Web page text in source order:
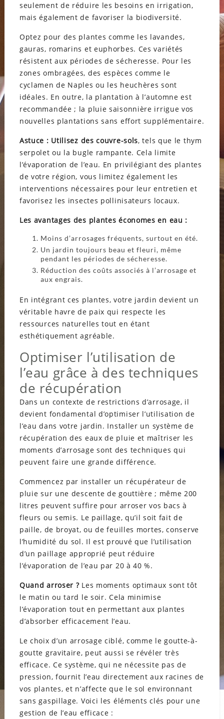
seulement de réduire les besoins en irrigation,
mais également de favoriser la biodiversité.
Optez pour des plantes comme les lavandes,
gauras, romarins et euphorbes. Ces variétés
résistent aux périodes de sécheresse. Pour les
zones ombragées, des espèces comme le
cyclamen de Naples ou les heuchères sont
idéales. En outre, la plantation à l’automne est
recommandée ; la pluie saisonnière irrigue vos
nouvelles plantations sans effort supplémentaire.
Astuce : Utilisez des couvre-sols, tels que le thym
serpolet ou la bugle rampante. Cela limite
l’évaporation de l’eau. En privilégiant des plantes
de votre région, vous limitez également les
interventions nécessaires pour leur entretien et
favorisez les insectes pollinisateurs locaux.
Les avantages des plantes économes en eau :
Moins d’arrosages fréquents, surtout en été.
Un jardin toujours beau et fleuri, même
pendant les périodes de sécheresse.
Réduction des coûts associés à l’arrosage et
aux engrais.
En intégrant ces plantes, votre jardin devient un
véritable havre de paix qui respecte les
ressources naturelles tout en étant
esthétiquement agréable.
Optimiser l’utilisation de
l’eau grâce à des techniques
de récupération
Dans un contexte de restrictions d’arrosage, il
devient fondamental d’optimiser l’utilisation de
l’eau dans votre jardin. Installer un système de
récupération des eaux de pluie et maîtriser les
moments d’arrosage sont des techniques qui
peuvent faire une grande différence.
Commencez par installer un récupérateur de
pluie sur une descente de gouttière ; même 200
litres peuvent suffire pour arroser vos bacs à
fleurs ou semis. Le paillage, qu’il soit fait de
paille, de broyat, ou de feuilles mortes, conserve
l’humidité du sol. Il est prouvé que l’utilisation
d’un paillage approprié peut réduire
l’évaporation de l’eau par 20 à 40 %.
Quand arroser ?Les moments optimaux sont tôt
le matin ou tard le soir. Cela minimise
l’évaporation tout en permettant aux plantes
d’absorber efficacement l’eau.
Le choix d’un arrosage ciblé, comme le goutte-à-
goutte gravitaire, peut aussi se révéler très
efficace. Ce système, qui ne nécessite pas de
pression, fournit l’eau directement aux racines de
vos plantes, et n’affecte que le sol environnant
sans gaspillage. Voici les éléments clés pour une
gestion de l’eau efficace :